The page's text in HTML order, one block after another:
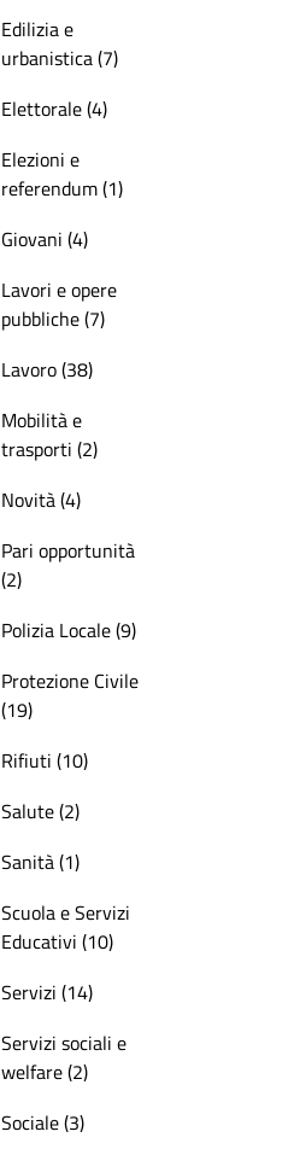
Edilizia e
urbanistica (7)
Elettorale (4)
Elezioni e
referendum (1)
Giovani (4)
Lavori e opere
pubbliche (7)
Lavoro (38)
Mobilità e
trasporti (2)
Novità (4)
Pari opportunità
(2)
Polizia Locale (9)
Protezione Civile
(19)
Rifiuti (10)
Salute (2)
Sanità (1)
Scuola e Servizi
Educativi (10)
Servizi (14)
Servizi sociali e
welfare (2)
Sociale (3)